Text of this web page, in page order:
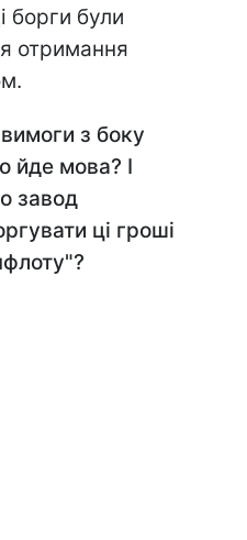
борги були
отримання
з боку
йде мова? І
завод
ці гроші